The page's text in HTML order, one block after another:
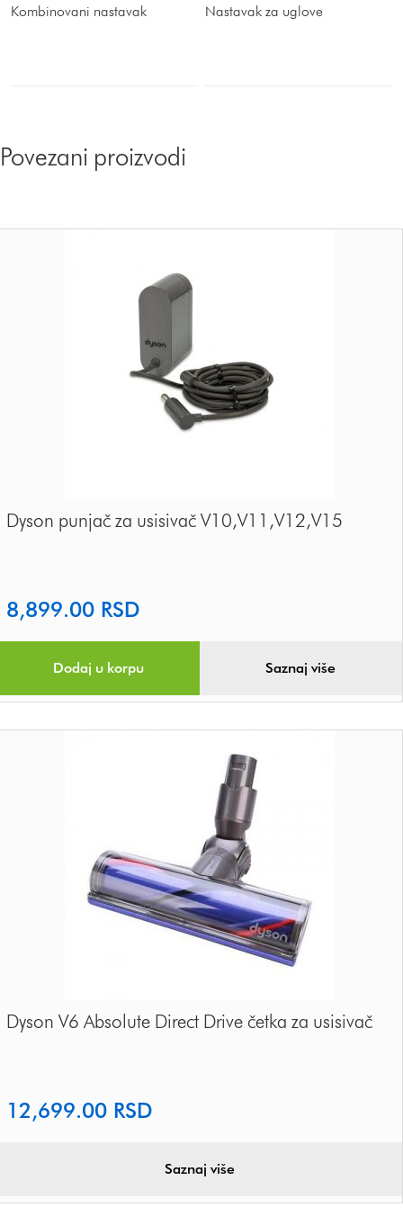
Kombinovani nastavak Nastavak za uglove
Povezani proizvodi
Dyson punjač za usisivač V10,V11,V12,V15
8,899.00 RSD
Dodaj u korpu Saznaj više
Dyson V6 Absolute Direct Drive četka za usisivač
12,699.00 RSD
Saznaj više